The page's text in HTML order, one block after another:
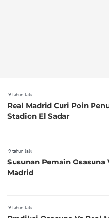
9 tahun lalu
Real Madrid Curi Poin
Stadion El Sadar
9 tahun lalu
Susunan Pemain Osasuna
Madrid
9 tahun lalu